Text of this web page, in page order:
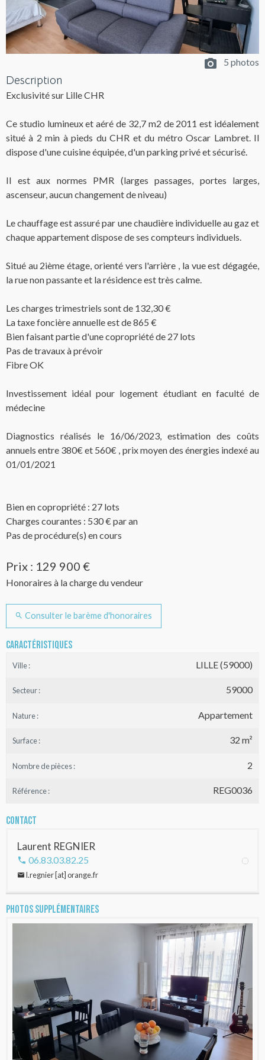
5 photos
Description
Exclusivité sur Lille CHR
Ce studio lumineux et aéré de 32,7 m2 de 2011 est idéalement
situé à 2 min à pieds du CHR et du métro Oscar Lambret. Il
dispose d'une cuisine équipée, d'un parking privé et sécurisé.
Il est aux normes PMR (larges passages, portes larges,
ascenseur, aucun changement de niveau)
Le chauffage est assuré par une chaudière individuelle au gaz et
chaque appartement dispose de ses compteurs individuels.
Situé au 2ième étage, orienté vers l'arrière , la vue est dégagée,
la rue non passante et la résidence est très calme.
Les charges trimestriels sont de 132,30 €
La taxe foncière annuelle est de 865 €
Bien faisant partie d'une copropriété de 27 lots
Pas de travaux à prévoir
Fibre OK
Investissement idéal pour logement étudiant en faculté de
médecine
Diagnostics réalisés le 16/06/2023, estimation des coûts
annuels entre 380€ et 560€ , prix moyen des énergies indexé au
01/01/2021
Bien en copropriété : 27 lots
Charges courantes : 530 € par an
Pas de procédure(s) en cours
Prix : 129 900 €
Honoraires à la charge du vendeur
Consulter le barème d'honoraires
Caractéristiques
Ville : LILLE (59000)
Secteur : 59000
Nature : Appartement
Surface : 32 m²
Nombre de pièces : 2
Référence : REG0036
Contact
Laurent REGNIER
06.83.03.82.25
l.regnier [at] orange.fr
Photos supplémentaires